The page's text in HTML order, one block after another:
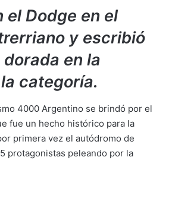
el Dodge en el
y escribió
en la
categoría.
4000 Argentino se brindó por el
fue un hecho histórico para la
primera vez el autódromo de
protagonistas peleando por la